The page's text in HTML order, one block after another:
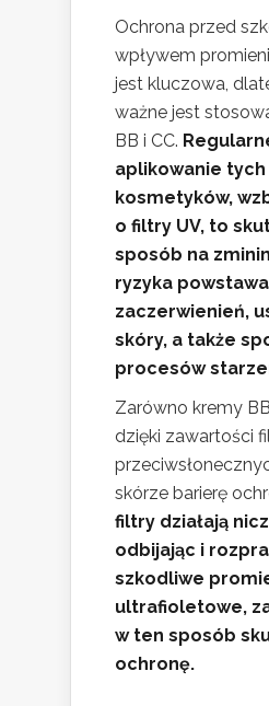
Ochrona przed
wpływem
jest kluczowa,
ważne jest
BB i CC.
aplikowanie tych
kosmetyków,
o filtry UV, to
sposób na
ryzyka
zaczerwienień,
skóry, a także
procesów
Zarówno kremy
dzięki zawartości
skórze barierę
filtry działają
odbijając i
szkodliwe
ultrafioletowe,
w ten sposób
ochronę.